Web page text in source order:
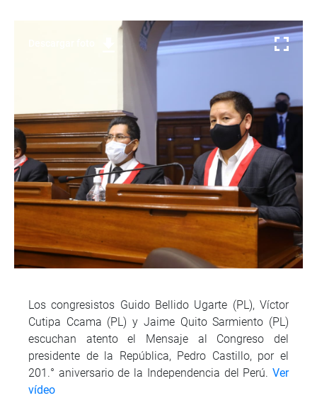
Los congresistos Guido Bellido Ugarte (PL), Víctor
Cutipa Ccama (PL) y Jaime Quito Sarmiento (PL)
escuchan atento el Mensaje al Congreso del
presidente de la República, Pedro Castillo, por el
201.° aniversario de la Independencia del Perú. Ver
vídeo